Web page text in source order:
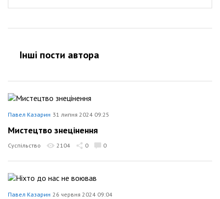
Інші пости автора
Павел Казарин 31 липня 2024 09:25
Мистецтво знецінення
Суспільство 2104 0 0
Павел Казарин 26 червня 2024 09:04